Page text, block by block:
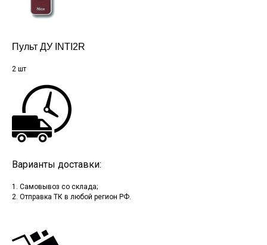
Пульт ДУ INTI2R
2 шт
Варианты доставки:
1. Самовывоз со склада;
2. Отправка ТК в любой регион РФ.